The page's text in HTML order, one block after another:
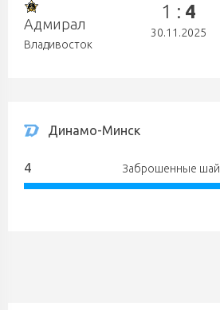
Адмирал
Владивосток
1 : 4
30.11.2025
Динамо-Минск
4 Заброшенные